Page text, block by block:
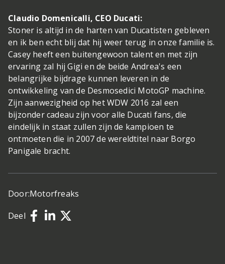
Claudio Domenicalli, CEO Ducati:
Stoner is altijd in de harten van Ducatisten gebleven
en ik ben echt blij dat hij weer terug in onze familie is.
Casey heeft een buitengewoon talent en met zijn
ervaring zal hij Gigi en de beide Andrea's een
belangrijke bijdrage kunnen leveren in de
ontwikkeling van de Desmosedici MotoGP machine.
Zijn aanwezigheid op het WDW 2016 zal een
bijzonder cadeau zijn voor alle Ducati fans, die
eindelijk in staat zullen zijn de kampioen te
ontmoeten die in 2007 de wereldtitel naar Borgo
Panigale bracht.
Door:Motorfreaks
Deel